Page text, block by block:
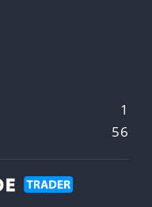
1
56